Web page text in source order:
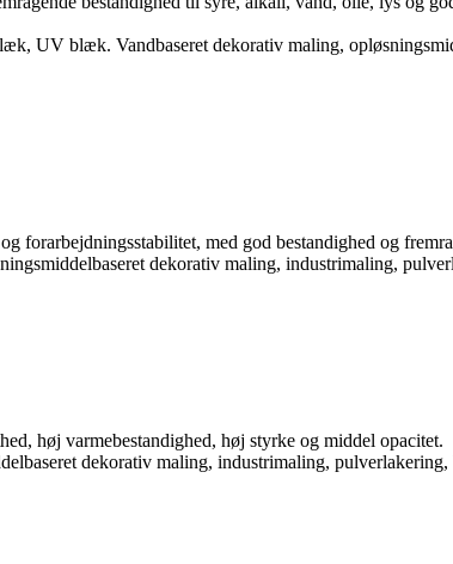
UV blæk. Vandbaseret dekorativ maling,
forarbejdningsstabilitet, med god bestandighed og
dekorativ maling, industrimaling,
høj varmebestandighed, høj styrke og middel opacitet.
dekorativ maling, industrimaling,